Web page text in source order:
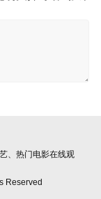
、热门电影在线观
Reserved